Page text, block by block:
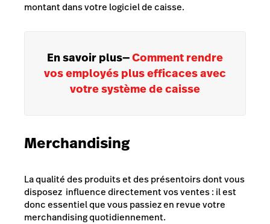
montant dans votre logiciel de caisse.
En savoir plus—Comment rendre
vos employés plus efficaces avec
votre système de caisse
Merchandising
La qualité des produits et des présentoirs dont vous
disposez influence directement vos ventes : il est
donc essentiel que vous passiez en revue votre
merchandising quotidiennement.